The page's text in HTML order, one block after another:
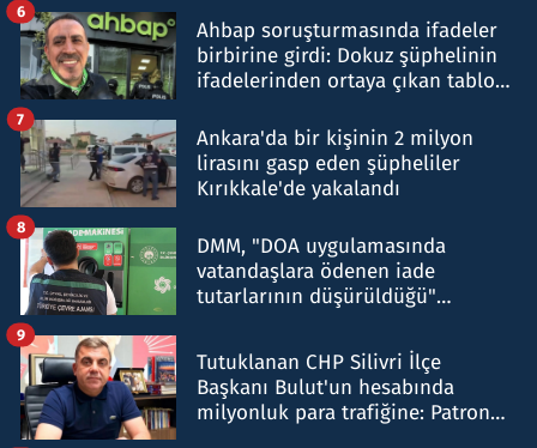
Ahbap soruşturmasında ifadeler
birbirine girdi: Dokuz şüphelinin
ifadelerinden ortaya çıkan tablo
6
Ankara'da bir kişinin 2 milyon
lirasını gasp eden şüpheliler
Kırıkkale'de yakalandı
7
DMM, "DOA uygulamasında
vatandaşlara ödenen iade
tutarlarının düşürüldüğü"
8
Tutuklanan CHP Silivri İlçe
Başkanı Bulut'un hesabında
milyonluk para trafiğine: Patron
9